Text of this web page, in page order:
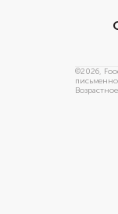
©2026,